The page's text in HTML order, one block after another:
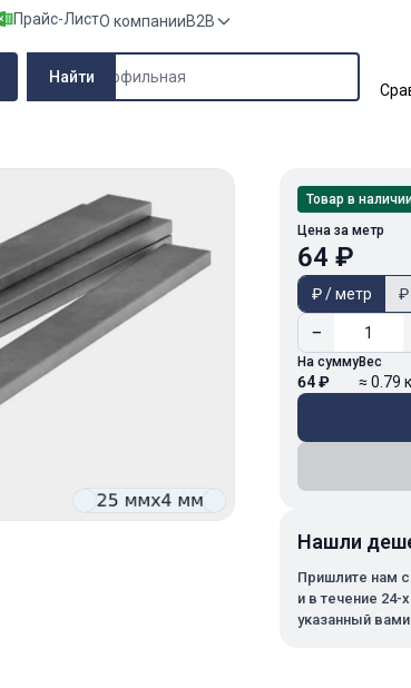
Прайс-ЛистО компанииB2B
Найти
Товар в
Цена за метр
64 ₽
₽ / метр ₽
−
На сумму
64 ₽
Вес
≈ 0.79
Нашли
Пришлите нам
и в течение 24-
указанный